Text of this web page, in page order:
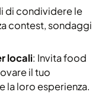
di condividere le
contest, sondaggi
locali: Invita food
il tuo
la loro esperienza.